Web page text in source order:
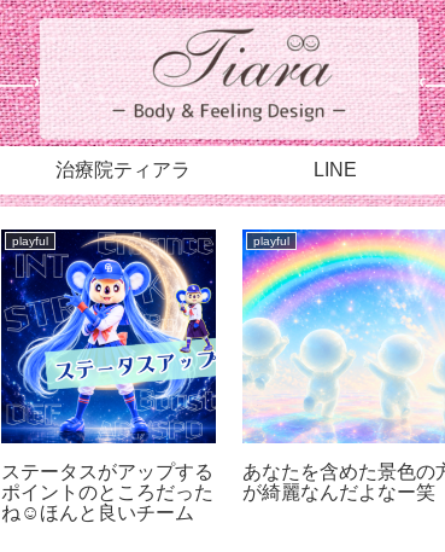
治療院ティアラ LINE
playful
ステータスがアップする
ポイントのところだった
ね☺︎ほんと良いチーム
playful
あなたを含めた景色の
が綺麗なんだよなー笑